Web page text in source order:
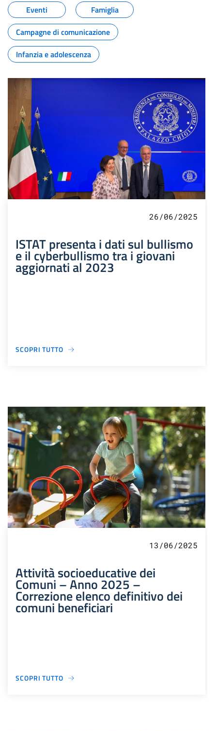
Eventi
Famiglia
Campagne di comunicazione
Infanzia e adolescenza
26/06/2025
ISTAT presenta i dati sul bullismo
e il cyberbullismo tra i giovani
aggiornati al 2023
SCOPRI TUTTO
13/06/2025
Attività socioeducative dei
Comuni – Anno 2025 –
Correzione elenco definitivo dei
comuni beneficiari
SCOPRI TUTTO